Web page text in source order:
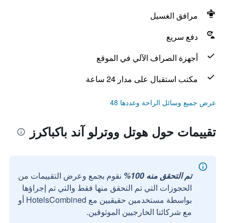
مرافق الغسيل
دفع سريع
أجهزة الصراف الآلي في الموقع
مكتب استقبال على مدار 24 ساعة
عرض جميع وسائل الراحة وعددها 48
تقييمات حول هوتل ووترلو آند باكباكرز
تم التحقق منه 100%
نقوم بجمع وعرض التقييمات من
الحجوزات التي تم التحقق منها فقط والتي تم إجراؤها
بواسطة مستخدمين حقيقيين مع HotelsCombined أو
مع شركائنا الخارجيين الموثوقين.